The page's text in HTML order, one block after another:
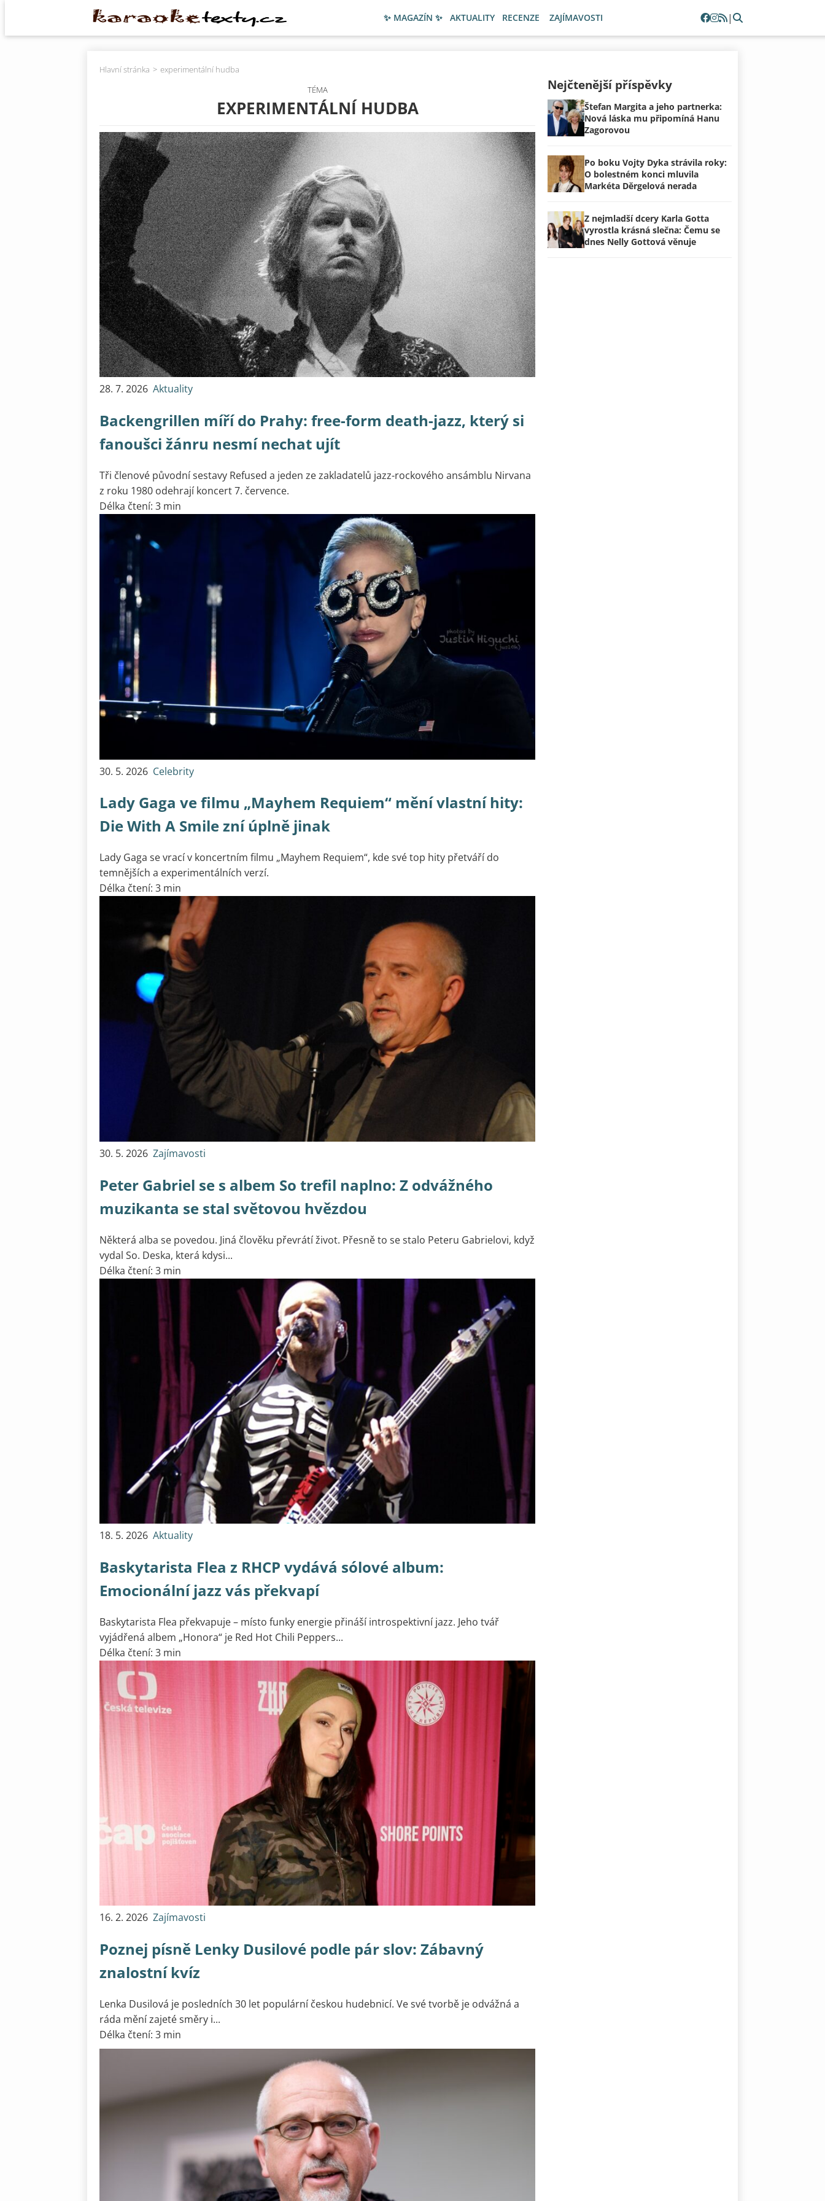
✨ MAGAZÍN ✨ AKTUALITY RECENZE ZAJÍMAVOSTI |
Hlavní stránka
experimentální hudba
TÉMA
EXPERIMENTÁLNÍ HUDBA
28. 7. 2026 Aktuality
Backengrillen míří do Prahy: free-form death-jazz, který si
fanoušci žánru nesmí nechat ujít
Tři členové původní sestavy Refused a jeden ze zakladatelů jazz-rockového ansámblu Nirvana
z roku 1980 odehrají koncert 7. července.
Délka čtení: 3 min
30. 5. 2026 Celebrity
Lady Gaga ve filmu „Mayhem Requiem“ mění vlastní hity:
Die With A Smile zní úplně jinak
Lady Gaga se vrací v koncertním filmu „Mayhem Requiem“, kde své top hity přetváří do
temnějších a experimentálních verzí.
Délka čtení: 3 min
30. 5. 2026 Zajímavosti
Peter Gabriel se s albem So trefil naplno: Z odvážného
muzikanta se stal světovou hvězdou
Některá alba se povedou. Jiná člověku převrátí život. Přesně to se stalo Peteru Gabrielovi, když
vydal So. Deska, která kdysi...
Délka čtení: 3 min
18. 5. 2026 Aktuality
Baskytarista Flea z RHCP vydává sólové album:
Emocionální jazz vás překvapí
Baskytarista Flea překvapuje – místo funky energie přináší introspektivní jazz. Jeho tvář
vyjádřená albem „Honora“ je Red Hot Chili Peppers...
Délka čtení: 3 min
16. 2. 2026 Zajímavosti
Poznej písně Lenky Dusilové podle pár slov: Zábavný
znalostní kvíz
Lenka Dusilová je posledních 30 let populární českou hudebnicí. Ve své tvorbě je odvážná a
ráda mění zajeté směry i...
Délka čtení: 3 min
Nejčtenější příspěvky
Štefan Margita a jeho partnerka:
Nová láska mu připomíná Hanu
Zagorovou
Po boku Vojty Dyka strávila roky:
O bolestném konci mluvila
Markéta Děrgelová nerada
Z nejmladší dcery Karla Gotta
vyrostla krásná slečna: Čemu se
dnes Nelly Gottová věnuje